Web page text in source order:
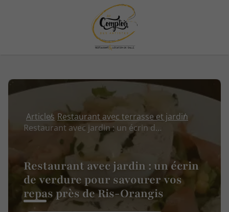
Articles Restaurant avec terrasse et jardin
Restaurant avec jardin : un écrin de verdure pour savourer vos repas près de Ris-Orangis
Restaurant avec jardin : un écrin
de verdure pour savourer vos
repas près de Ris-Orangis